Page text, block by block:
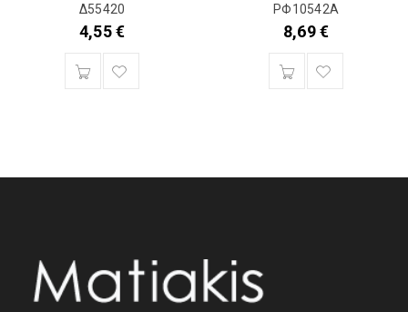
Δ55420
4,55€
ΡΦ10542Α
8,69€